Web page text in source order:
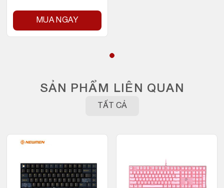
MUA NGAY
SẢN PHẨM LIÊN QUAN
TẤT CẢ